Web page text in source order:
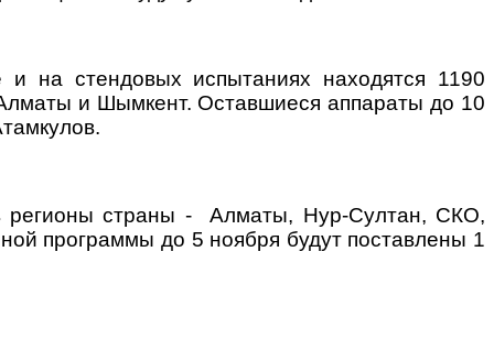
на стендовых испытаниях находятся 1190
Алматы и Шымкент. Оставшиеся аппараты до 10
регионы страны - Алматы, Нур-Султан, СКО,
программы до 5 ноября будут поставлены 1